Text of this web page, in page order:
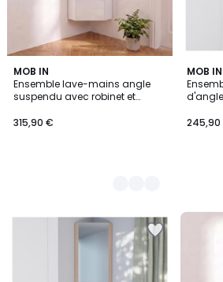
MOB IN
Ensemble lave-mains angle
suspendu avec robinet et
315,90 €
4
Couleurs
MOB IN
245,90